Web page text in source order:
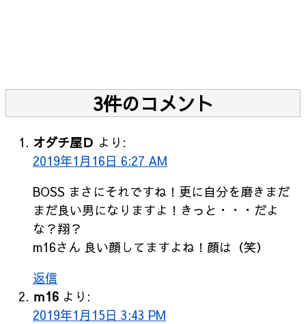
3件のコメント
オダチ屋Ｄ より:
2019年1月16日 6:27 AM
BOSS まさにそれですね！更に自分を磨きまだ
まだ良い男になりますよ！きっと・・・だよ
な？翔？
m16さん 良い顔してますよね！顔は（笑）
返信
ｍ16 より:
2019年1月15日 3:43 PM